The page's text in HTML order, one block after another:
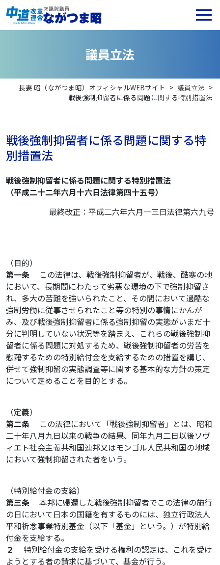
議員立法
長妻 昭（ながつま昭）オフィシャルWEBサイト > 議員立法 >
戦後強制抑留者に係る問題に関する特別措置法
戦後強制抑留者に係る問題に関する特
別措置法
戦後強制抑留者に係る問題に関する特別措置法
（平成二十二年六月十六日法律第四十五号）
最終改正：平成二六年六月一三日法律第六九号
（目的）
第一条
この法律は、戦後強制抑留者が、戦後、酷寒の地
において、長期間にわたって劣悪な環境の下で強制抑留さ
れ、多大の苦難を強いられたこと、その間において過酷な
強制労働に従事させられたこと等の特別の事情にかんが
み、及び戦後強制抑留者に係る強制抑留の実態がいまだ十
分に判明していない状況等を踏まえ、これらの戦後強制抑
留者に係る問題に対処するため、戦後強制抑留者の労苦を
慰藉するための特別給付金を支給するための措置を講じ、
併せて強制抑留の実態調査等に関する基本的な方針の策定
について定めることを目的とする。
（定義）
第二条
この法律において「戦後強制抑留者」とは、昭和
二十年八月九日以来の戦争の結果、同年九月二日以後ソヴ
ィエト社会主義共和国連邦又はモンゴル人民共和国の地域
において強制抑留された者をいう。
（特別給付金の支給）
第三条
本邦に帰還した戦後強制抑留者でこの法律の施行
の日において日本の国籍を有するものには、独立行政法人
平和祈念事業特別基金（以下「基金」という。）が特別給
付金を支給する。
２
特別給付金の支給を受ける権利の認定は、これを受け
ようとする者の請求に基づいて、基金が行う。